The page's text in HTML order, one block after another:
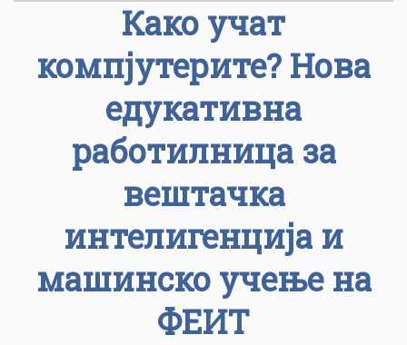
Како учат
компјутерите? Нова
едукативна
работилница за
вештачка
интелигенција и
машинско учење на
ФЕИТ